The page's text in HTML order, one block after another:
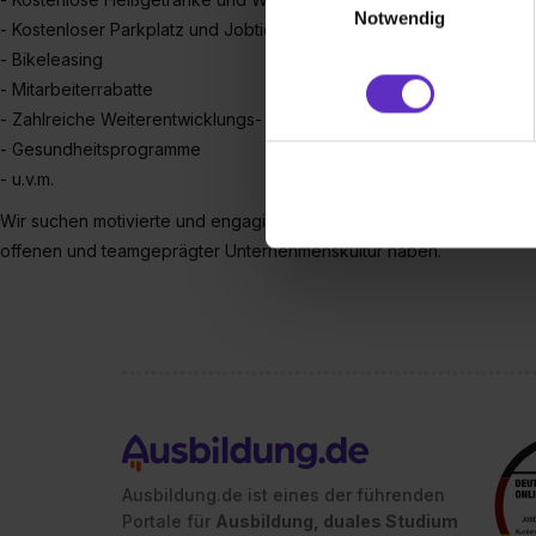
Webseite getroffenen
(„Statistiken“), um
und Analysen
Partner führen diese
zu. . In diesem Fall sowie
einverstanden, dass dir
„Datenschutz-
„Details zeigen“. Weitere
Notwendig
- Kostenloser Parkplatz und Jobticket
- Bikeleasing
- Mitarbeiterrabatte
- Zahlreiche Weiterentwicklungs- und Weiterbildungsmöglichkeiten
- Gesundheitsprogramme
- u.v.m.
Wir suchen motivierte und engagierte neue Kollegen, die Spaß an
offenen und teamgeprägter Unternehmenskultur haben.
Ausbildung.de ist eines der führenden
Portale für Ausbildung, duales Studium